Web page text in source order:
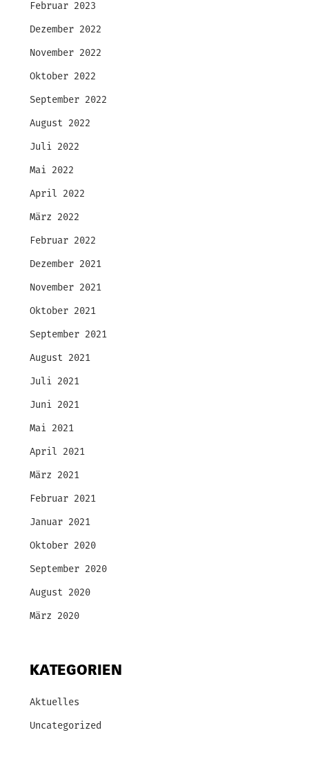
Februar 2023
Dezember 2022
November 2022
Oktober 2022
September 2022
August 2022
Juli 2022
Mai 2022
April 2022
März 2022
Februar 2022
Dezember 2021
November 2021
Oktober 2021
September 2021
August 2021
Juli 2021
Juni 2021
Mai 2021
April 2021
März 2021
Februar 2021
Januar 2021
Oktober 2020
September 2020
August 2020
März 2020
KATEGORIEN
Aktuelles
Uncategorized